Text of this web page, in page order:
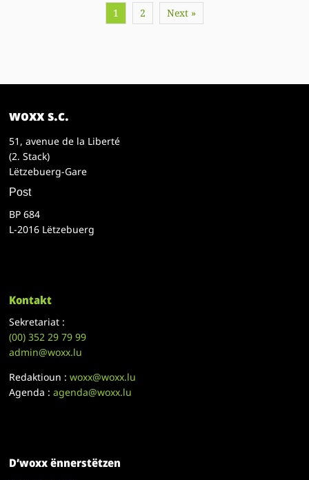
1 2 Next »
woxx s.c.
51, avenue de la Liberté
(2. Stack)
Lëtzebuerg-Gare
Post
BP 684
L-2016 Lëtzebuerg
Kontakt
Sekretariat :
(00)352 29 79 99
admin@woxx.lu
Redaktioun :woxx@woxx.lu
Agenda :agenda@woxx.lu
D’woxx ënnerstëtzen